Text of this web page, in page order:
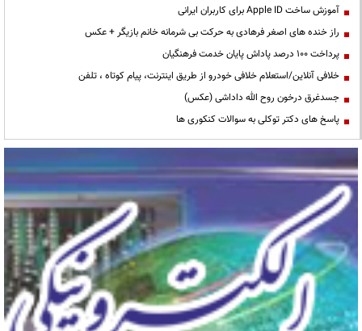
آموزش ساخت Apple ID برای کاربران ایرانی
راز خنده های اصغر فرهادی به حرکت بی شرمانه خانم بازیگر + عکس
پرداخت ۱۰۰ درصد پاداش پایان خدمت فرهنگیان
خلافی آنلاین/استعلام خلافی خودرو از طریق اینترنت، پیام کوتاه ، تلفن
جسدغرق درخون روح الله داداشی (عکس)
پاسخ های دکتر توکلی به سوالات کنکوری ها